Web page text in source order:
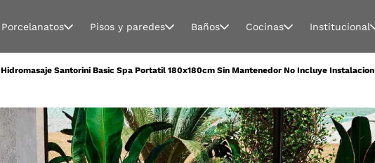
Porcelanatos Pisos y paredes Baños Cocinas Institucional
Hidromasaje Santorini Basic Spa Portatil 180x180cm Sin Mantenedor No Incluye Instalacion